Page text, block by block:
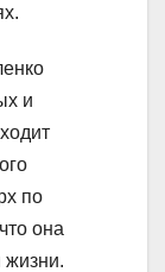
и
по
она
жизни.